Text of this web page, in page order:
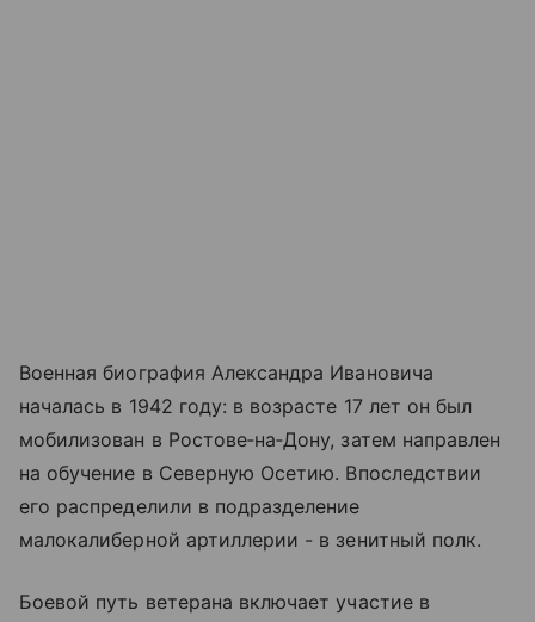
Военная биография Александра Ивановича
началась в 1942 году: в возрасте 17 лет он был
мобилизован в Ростове‑на‑Дону, затем направлен
на обучение в Северную Осетию. Впоследствии
его распределили в подразделение
малокалиберной артиллерии - в зенитный полк.
Боевой путь ветерана включает участие в